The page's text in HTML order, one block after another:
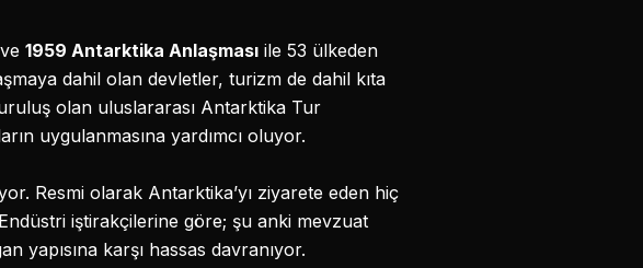
1959 Antarktika Anlaşması ile 53 ülkeden
dahil olan devletler, turizm de dahil kıta
olan uluslararası Antarktika Tur
uygulanmasına yardımcı oluyor.
Resmi olarak Antarktika’yı ziyarete eden hiç
iştirakçilerine göre; şu anki mevzuat
yapısına karşı hassas davranıyor.